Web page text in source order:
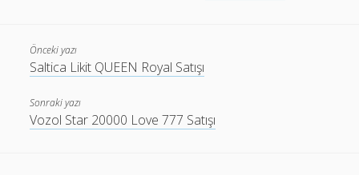
Önceki yazı
Saltica Likit QUEEN Royal Satışı
Sonraki yazı
Vozol Star 20000 Love 777 Satışı